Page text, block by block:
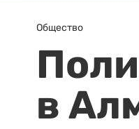
Общество
в